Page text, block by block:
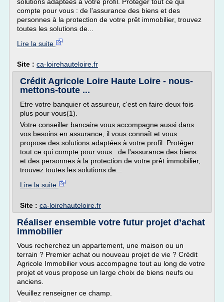
compte pour vous : de l'assurance des biens et des
personnes à la protection de votre prêt immobilier, trouvez
toutes les solutions de...
Lire la suite
Site : ca-loirehauteloire.fr
Crédit Agricole Loire Haute Loire - nous-
mettons-toute ...
Etre votre banquier et assureur, c'est en faire deux fois
plus pour vous(1).
Votre conseiller bancaire vous accompagne aussi dans
vos besoins en assurance, il vous connaît et vous
propose des solutions adaptées à votre profil. Protéger
tout ce qui compte pour vous : de l'assurance des biens
et des personnes à la protection de votre prêt immobilier,
trouvez toutes les solutions de...
Lire la suite
Site : ca-loirehauteloire.fr
Réaliser ensemble votre futur projet d’achat
immobilier
Vous recherchez un appartement, une maison ou un
terrain ? Premier achat ou nouveau projet de vie ? Crédit
Agricole Immobilier vous accompagne tout au long de votre
projet et vous propose un large choix de biens neufs ou
anciens.
Veuillez renseigner ce champ.